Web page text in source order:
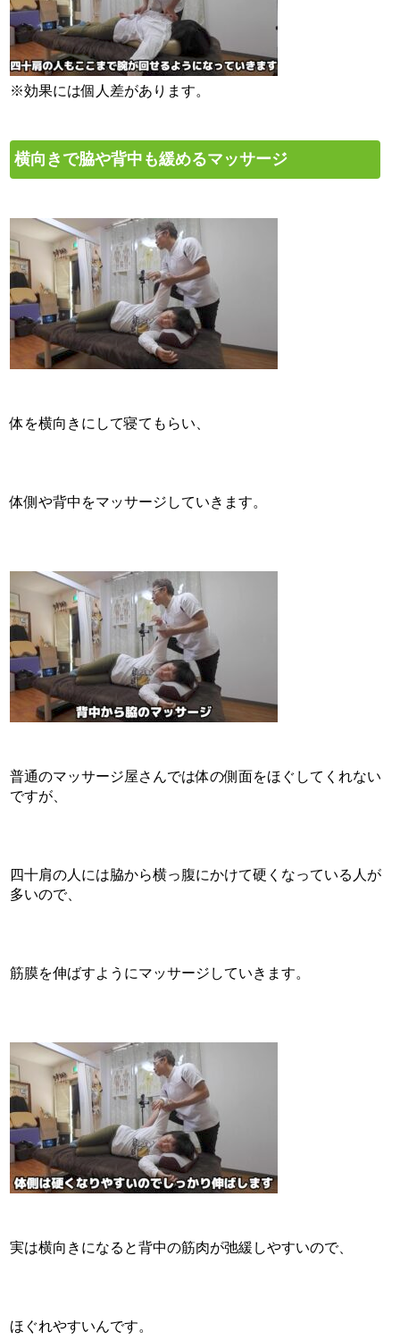
※効果には個人差があります。
横向きで脇や背中も緩めるマッサージ
体を横向きにして寝てもらい、
体側や背中をマッサージしていきます。
普通のマッサージ屋さんでは体の側面をほぐしてくれない
ですが、
四十肩の人には脇から横っ腹にかけて硬くなっている人が
多いので、
筋膜を伸ばすようにマッサージしていきます。
実は横向きになると背中の筋肉が弛緩しやすいので、
ほぐれやすいんです。